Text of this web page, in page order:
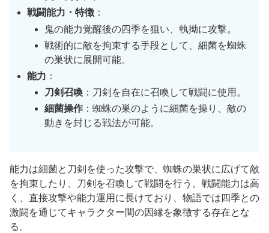
戦闘能力・特徴 ：
鬼の能力覚醒後の四季を狙い、執拗に攻撃。
戦術的に敵を拘束する手段として、細菌を蜘蛛
の巣状に展開可能。
能力 ：
刀剣召喚 ：刀剣を自在に召喚して戦闘に使用。
細菌操作 ：蜘蛛の巣のように細菌を操り、敵の
動きを封じる戦法が可能。
能力は細菌と刀剣を使った攻撃で、蜘蛛の巣状に広げて敵
を拘束したり、刀剣を召喚して戦闘を行う。戦闘能力は高
く、直接攻撃や能力運用に長けており、物語では四季との
激闘を通じてキャラクター間の因縁を象徴する存在とな
る。